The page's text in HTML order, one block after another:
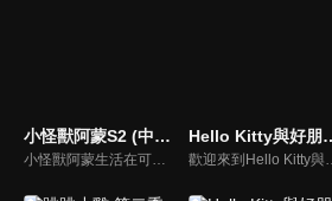
小怪獸阿蒙S2 (中文版)
小怪獸阿蒙生活在可愛的絨毛鎮上，他每天都會面對一些有趣的挑戰。幸運地是他是你見過最有愛心的小怪獸，並且在他的朋友們的幫助下，他會從中找到正確的事去做(即使他還不知道那是什麼)，學會跟隨他自己的內心。
Hello Kitty與好朋
歡迎來到Hello Kitty與好朋友的超可愛大冒